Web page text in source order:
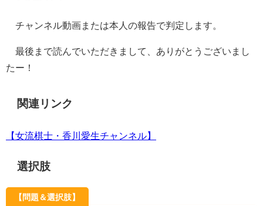
チャンネル動画または本人の報告で判定します。
最後まで読んでいただきまして、ありがとうございまし
たー！
関連リンク
【女流棋士・香川愛生チャンネル】
選択肢
【問題＆選択肢】